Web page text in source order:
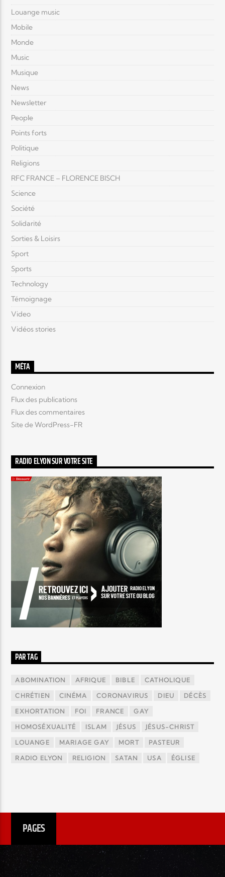
Louange music
Mobile
Monde
Music
Musique
News
Newsletter
People
Points forts
Politique
Religions
RFC FRANCE – FLORENCE BISCH
Science
Société
Solidarité
Sorties & Loisirs
Sport
Sports
Technology
Témoignage
Video
Vidéos stories
MÉTA
Connexion
Flux des publications
Flux des commentaires
Site de WordPress-FR
RADIO ELYON SUR VOTRE SITE
PAR TAG
ABOMINATION AFRIQUE BIBLE CATHOLIQUE
CHRÉTIEN CINÉMA CORONAVIRUS DIEU DÉCÈS
EXHORTATION FOI FRANCE GAY
HOMOSÉXUALITÉ ISLAM JÉSUS JÉSUS-CHRIST
LOUANGE MARIAGE GAY MORT PASTEUR
RADIO ELYON RELIGION SATAN USA ÉGLISE
PAGES